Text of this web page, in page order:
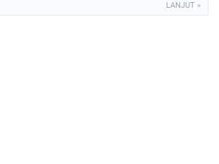
LANJUT »